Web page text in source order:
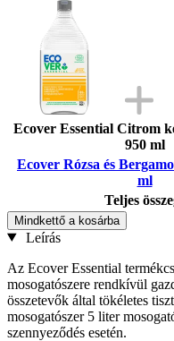
Ecover Essential Citrom
950 ml
Ecover Rózsa és
ml
Teljes
Mindkettő a kosárba
Leírás
Az Ecover Essential
mosogatószere rendkívül
összetevők által tökéletes
mosogatószer 5 liter
szennyeződés esetén.